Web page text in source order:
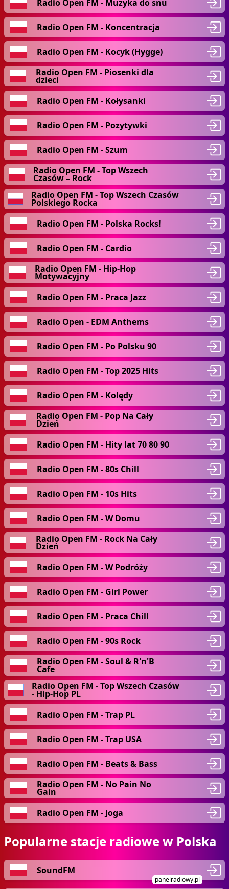
Radio Open FM - Muzyka do snu
Radio Open FM - Koncentracja
Radio Open FM - Kocyk (Hygge)
Radio Open FM - Piosenki dla
dzieci
Radio Open FM - Kołysanki
Radio Open FM - Pozytywki
Radio Open FM - Szum
Radio Open FM - Top Wszech
Czasów – Rock
Radio Open FM - Top Wszech Czasów
Polskiego Rocka
Radio Open FM - Polska Rocks!
Radio Open FM - Cardio
Radio Open FM - Hip-Hop
Motywacyjny
Radio Open FM - Praca Jazz
Radio Open - EDM Anthems
Radio Open FM - Po Polsku 90
Radio Open FM - Top 2025 Hits
Radio Open FM - Kolędy
Radio Open FM - Pop Na Cały
Dzień
Radio Open FM - Hity lat 70 80 90
Radio Open FM - 80s Chill
Radio Open FM - 10s Hits
Radio Open FM - W Domu
Radio Open FM - Rock Na Cały
Dzień
Radio Open FM - W Podróży
Radio Open FM - Girl Power
Radio Open FM - Praca Chill
Radio Open FM - 90s Rock
Radio Open FM - Soul & R'n'B
Cafe
Radio Open FM - Top Wszech Czasów
- Hip-Hop PL
Radio Open FM - Trap PL
Radio Open FM - Trap USA
Radio Open FM - Beats & Bass
Radio Open FM - No Pain No
Gain
Radio Open FM - Joga
Popularne stacje radiowe w Polska
SoundFM
panelradiowy.pl